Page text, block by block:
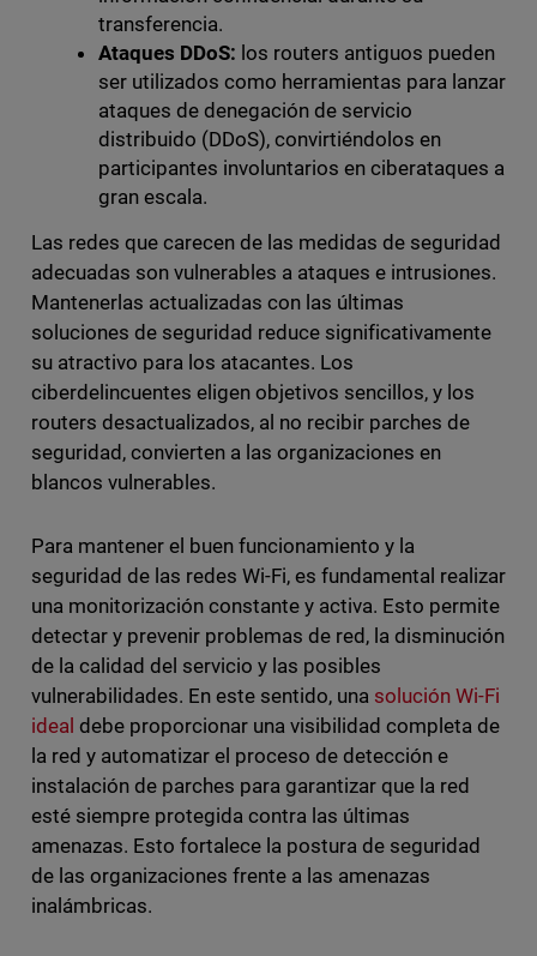
transferencia.
Ataques DDoS: los routers antiguos pueden
ser utilizados como herramientas para lanzar
ataques de denegación de servicio
distribuido (DDoS), convirtiéndolos en
participantes involuntarios en ciberataques a
gran escala.
Las redes que carecen de las medidas de seguridad
adecuadas son vulnerables a ataques e intrusiones.
Mantenerlas actualizadas con las últimas
soluciones de seguridad reduce significativamente
su atractivo para los atacantes. Los
ciberdelincuentes eligen objetivos sencillos, y los
routers desactualizados, al no recibir parches de
seguridad, convierten a las organizaciones en
blancos vulnerables.
Para mantener el buen funcionamiento y la
seguridad de las redes Wi-Fi, es fundamental realizar
una monitorización constante y activa. Esto permite
detectar y prevenir problemas de red, la disminución
de la calidad del servicio y las posibles
vulnerabilidades. En este sentido, una solución Wi-Fi
ideal debe proporcionar una visibilidad completa de
la red y automatizar el proceso de detección e
instalación de parches para garantizar que la red
esté siempre protegida contra las últimas
amenazas. Esto fortalece la postura de seguridad
de las organizaciones frente a las amenazas
inalámbricas.